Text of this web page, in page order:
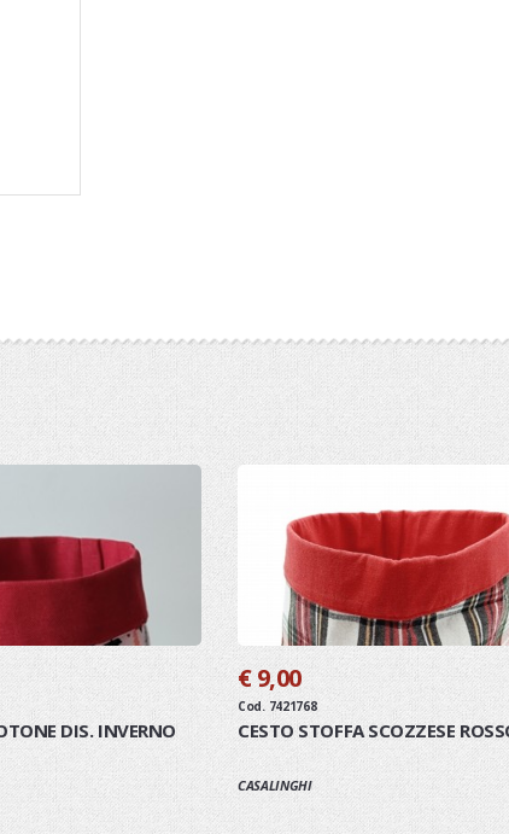
DIS. INVERNO
€ 9,00
Cod. 7421768
CESTO STOFFA SCOZZESE
CASALINGHI